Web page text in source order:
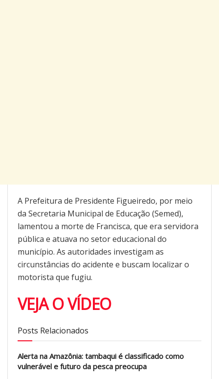
A Prefeitura de Presidente Figueiredo, por meio
da Secretaria Municipal de Educação (Semed),
lamentou a morte de Francisca, que era servidora
pública e atuava no setor educacional do
município. As autoridades investigam as
circunstâncias do acidente e buscam localizar o
motorista que fugiu.
VEJA O VÍDEO
Posts Relacionados
Alerta na Amazônia: tambaqui é classificado como
vulnerável e futuro da pesca preocupa